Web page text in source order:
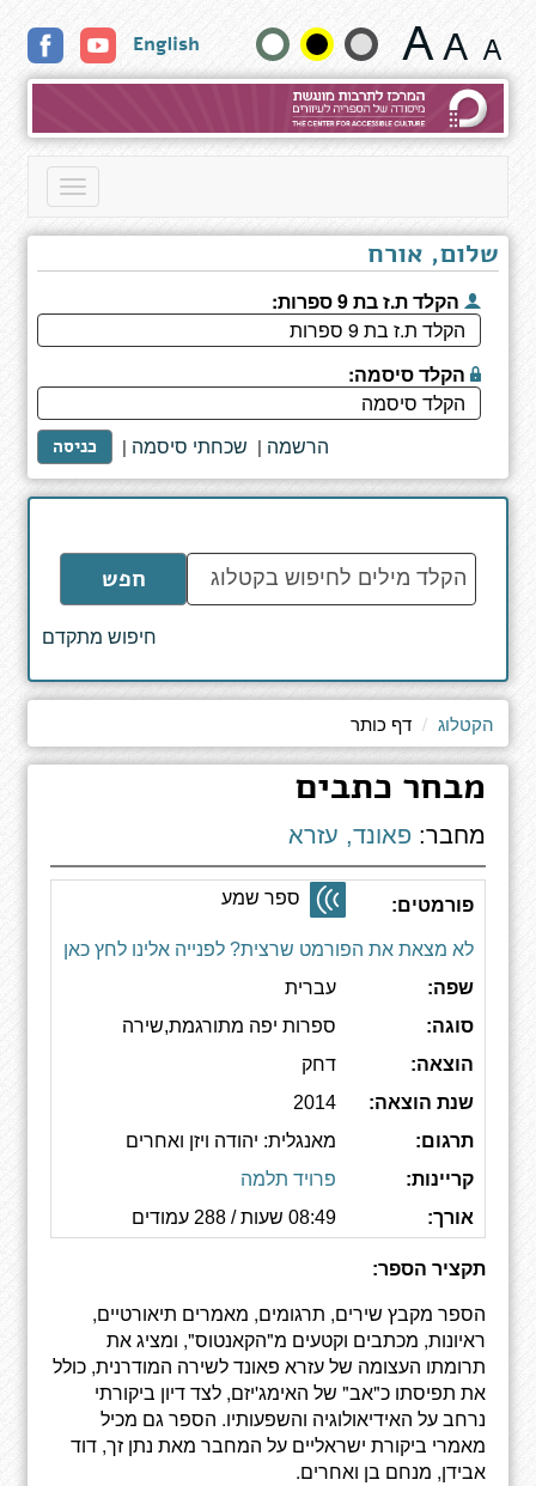
כתבים
שנה
גודל
טקסט
English
Toggle
שלום, אורח
הקלד ת.ז בת 9 ספרות:
הקלד סיסמה:
כניסה | שכחתי סיסמה | הרשמה
הקלד
מילים
לחיפוש
חפש
חיפוש מתקדם
הקטלוג דף כותר
מבחר כתבים
מחבר: פאונד, עזרא
פורמטים: ספר שמע
לא מצאת את הפורמט שרצית? לפנייה אלינו לחץ כאן
שפה:
עברית
סוגה:
ספרות יפה מתורגמת,שירה
הוצאה:
דחק
שנת הוצאה:
2014
תרגום:
מאנגלית: יהודה ויזן ואחרים
קריינות:
פרויד תלמה
אורך:
08:49 שעות / 288 עמודים
תקציר הספר:
הספר מקבץ שירים, תרגומים, מאמרים תיאורטיים,
ראיונות, מכתבים וקטעים מ"הקאנטוס", ומציג את
תרומתו העצומה של עזרא פאונד לשירה המודרנית, כולל
את תפיסתו כ"אב" של האימג'יזם, לצד דיון ביקורתי
נרחב על האידיאולוגיה והשפעותיו. הספר גם מכיל
מאמרי ביקורת ישראליים על המחבר מאת נתן זך, דוד
אבידן, מנחם בן ואחרים.